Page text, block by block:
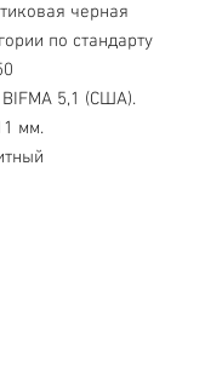
черная
по стандарту
5,1 (США).
мм.